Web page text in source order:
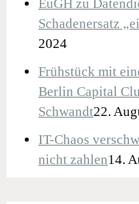
EuGH zu
Schadenersatz
2024
Frühstück mit
Berlin Capital
Schwandt22.
IT-Chaos
nicht zahlen14.